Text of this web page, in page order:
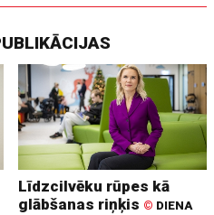
Līdzcilvēku rūpes kā
glābšanas riņķis © DIENA